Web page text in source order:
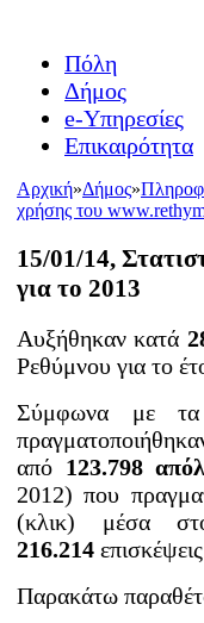
Πόλη
Δήμος
e-Υπηρεσίες
Επικαιρότητα
Αρχική»Δήμος»
χρήσης του
15/01/14,
για το 2013
Αυξήθηκαν κατά
Ρεθύμνου για το
Σύμφωνα με τα
από 123.798
2012) που
(κλικ) μέσα
216.214
Παρακάτω